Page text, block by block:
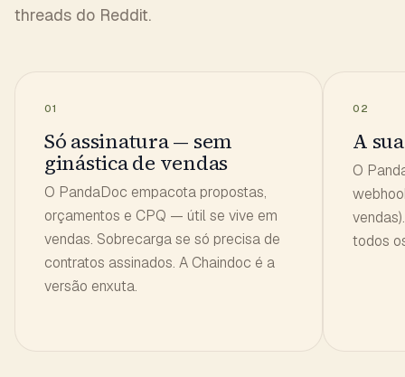
threads do Reddit.
01
Só assinatura — sem
ginástica de vendas
O PandaDoc empacota propostas,
orçamentos e CPQ — útil se vive em
vendas. Sobrecarga se só precisa de
contratos assinados. A Chaindoc é a
versão enxuta.
02
A
O
todos